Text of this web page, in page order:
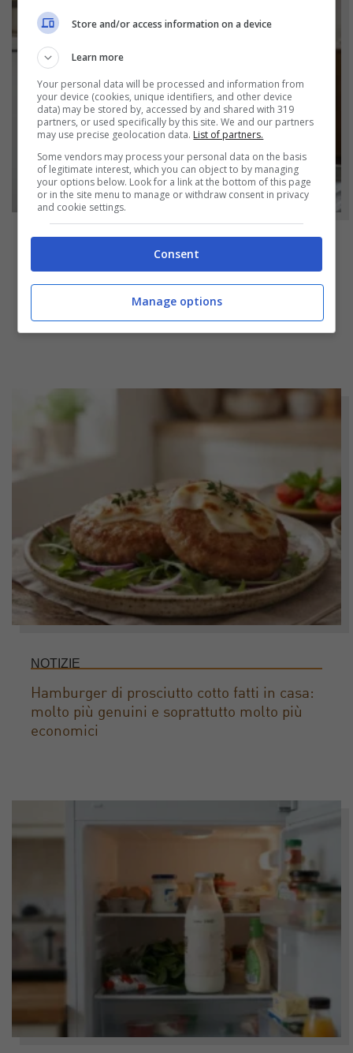
Bicchieri opachi dopo la lavastoviglie? Il
segreto naturale per farli tornare come
nuovi
NOTIZIE
Hamburger di prosciutto cotto fatti in casa:
molto più genuini e soprattutto molto più
economici
Store and/or access information on a device
Learn more
Your personal data will be processed and information from
your device (cookies, unique identifiers, and other device
data) may be stored by, accessed by and shared with 319
partners, or used specifically by this site. We and our partners
may use precise geolocation data. List of partners.
Some vendors may process your personal data on the basis
of legitimate interest, which you can object to by managing
your options below. Look for a link at the bottom of this page
or in the site menu to manage or withdraw consent in privacy
and cookie settings.
Consent
Manage options